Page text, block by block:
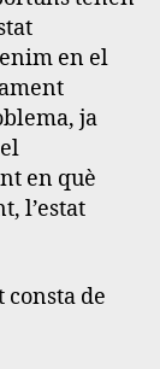
en el
, ja
en què
l’estat
de